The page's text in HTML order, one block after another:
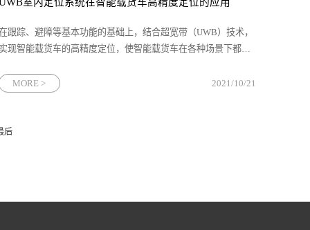
室内定位系统在智能载货车高精度定位的应用
跟踪、避障等基本功能的基础上，结合超宽带（UWB）技术，
现智能载货车的高精度定位，使智能载货车在各种场景下都能
MORE > 2021/10/21
后